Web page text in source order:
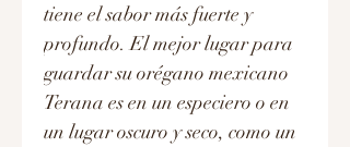
tiene el sabor más fuerte y
profundo. El mejor lugar para
guardar su orégano mexicano
Terana es en un especiero o en
un lugar oscuro y seco, como un